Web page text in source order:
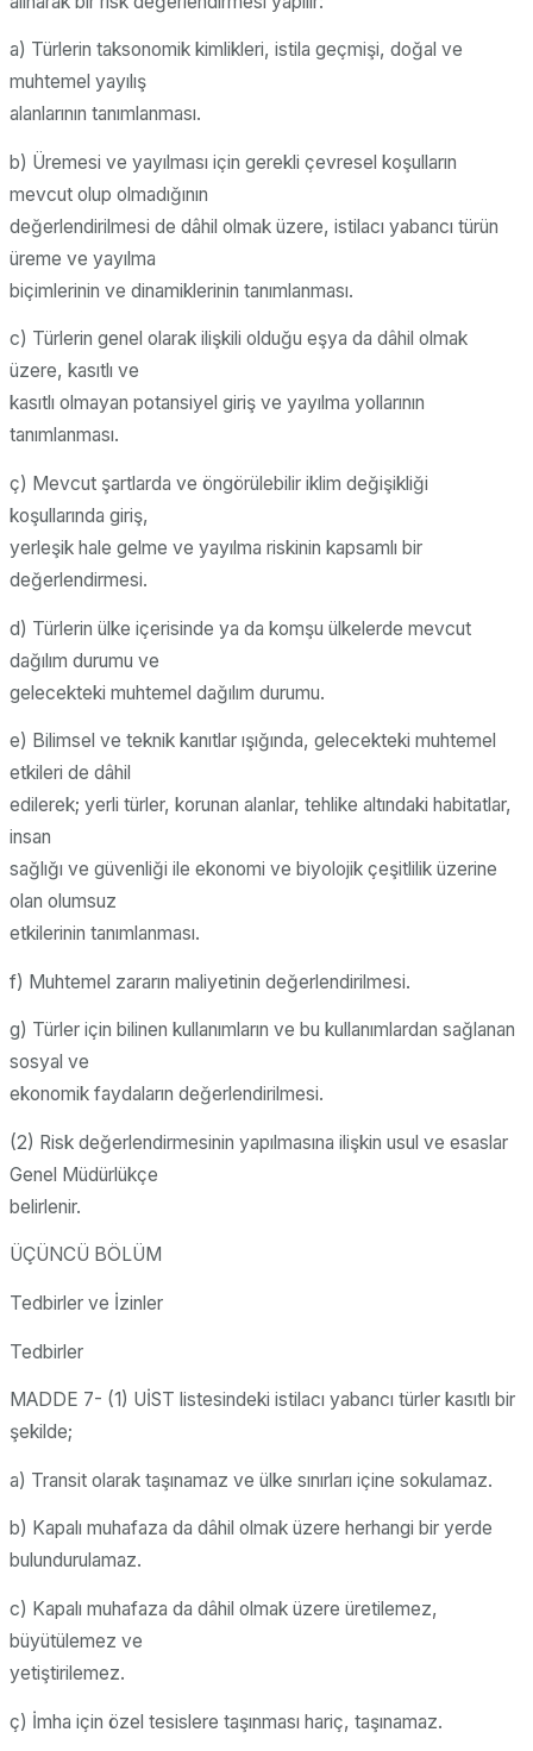
a) Türlerin taksonomik kimlikleri, istila geçmişi, doğal ve
muhtemel yayılış
alanlarının tanımlanması.
b) Üremesi ve yayılması için gerekli çevresel koşulların
mevcut olup olmadığının
değerlendirilmesi de dâhil olmak üzere, istilacı yabancı türün
üreme ve yayılma
biçimlerinin ve dinamiklerinin tanımlanması.
c) Türlerin genel olarak ilişkili olduğu eşya da dâhil olmak
üzere, kasıtlı ve
kasıtlı olmayan potansiyel giriş ve yayılma yollarının
tanımlanması.
ç) Mevcut şartlarda ve öngörülebilir iklim değişikliği
koşullarında giriş,
yerleşik hale gelme ve yayılma riskinin kapsamlı bir
değerlendirmesi.
d) Türlerin ülke içerisinde ya da komşu ülkelerde mevcut
dağılım durumu ve
gelecekteki muhtemel dağılım durumu.
e) Bilimsel ve teknik kanıtlar ışığında, gelecekteki muhtemel
etkileri de dâhil
edilerek; yerli türler, korunan alanlar, tehlike altındaki habitatlar,
insan
sağlığı ve güvenliği ile ekonomi ve biyolojik çeşitlilik üzerine
olan olumsuz
etkilerinin tanımlanması.
f) Muhtemel zararın maliyetinin değerlendirilmesi.
g) Türler için bilinen kullanımların ve bu kullanımlardan sağlanan
sosyal ve
ekonomik faydaların değerlendirilmesi.
(2) Risk değerlendirmesinin yapılmasına ilişkin usul ve esaslar
Genel Müdürlükçe
belirlenir.
ÜÇÜNCÜ BÖLÜM
Tedbirler ve İzinler
Tedbirler
MADDE 7- (1) UİST listesindeki istilacı yabancı türler kasıtlı bir
şekilde;
a) Transit olarak taşınamaz ve ülke sınırları içine sokulamaz.
b) Kapalı muhafaza da dâhil olmak üzere herhangi bir yerde
bulundurulamaz.
c) Kapalı muhafaza da dâhil olmak üzere üretilemez,
büyütülemez ve
yetiştirilemez.
ç) İmha için özel tesislere taşınması hariç, taşınamaz.